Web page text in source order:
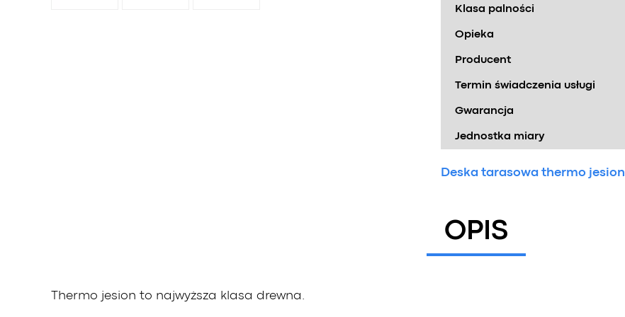
Klasa palności
Opieka
Producent
Termin świadczenia usługi
Gwarancja
Jednostka miary
Deska tarasowa thermo jesion
OPIS
Thermo jesion to najwyższa klasa drewna.